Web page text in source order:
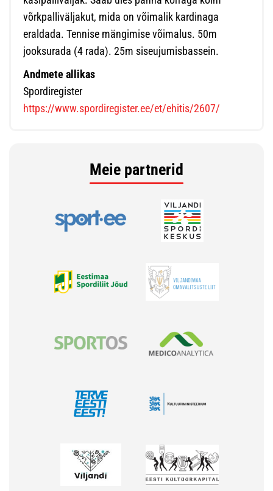
võrkpalliväljakut, mida on võimalik kardinaga
eraldada. Tennise mängimise võimalus. 50m
jooksurada (4 rada). 25m siseujumisbassein.
Andmete allikas
Spordiregister
https://www.spordiregister.ee/et/ehitis/2607/
Meie partnerid